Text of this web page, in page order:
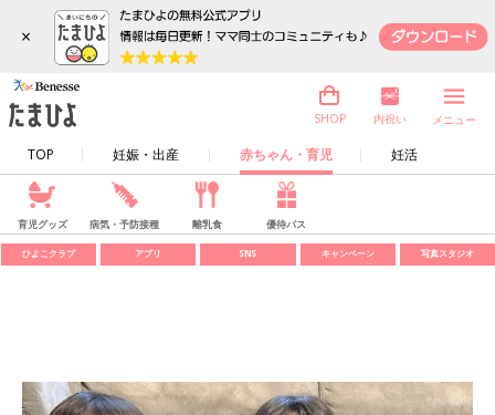
×
TOP 妊娠・出産 赤ちゃん・育児 妊活
SHOP 内祝い メニュー
育児グッズ 病気・予防接種 離乳食 優待パス
ひよこクラブ アプリ SNS キャンペーン 写真スタジオ